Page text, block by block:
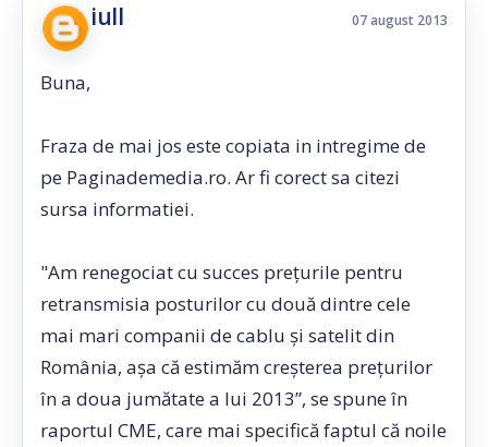
iull 07 august 2013
Buna,
Fraza de mai jos este copiata in intregime de
pe Paginademedia.ro. Ar fi corect sa citezi
sursa informatiei.
"Am renegociat cu succes prețurile pentru
retransmisia posturilor cu două dintre cele
mai mari companii de cablu și satelit din
România, așa că estimăm creșterea prețurilor
în a doua jumătate a lui 2013”, se spune în
raportul CME, care mai specifică faptul că noile